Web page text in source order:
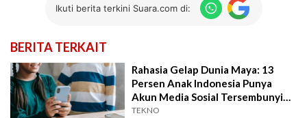
Ikuti berita terkini Suara.com di:
BERITA TERKAIT
Rahasia Gelap Dunia Maya: 13
Persen Anak Indonesia Punya
Akun Media Sosial Tersembunyi
dari Orang Tua
TEKNO